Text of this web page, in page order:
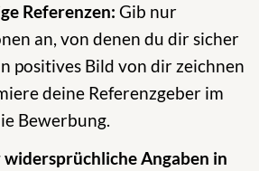
Referenzen: Gib nur
an, von denen du dir sicher
positives Bild von dir zeichnen
deine Referenzgeber im
Bewerbung.
widersprüchliche Angaben in